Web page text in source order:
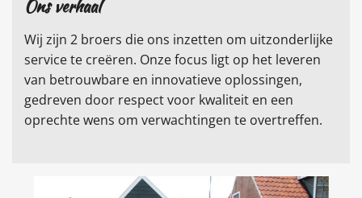
Ons verhaal
Wij zijn 2 broers die ons inzetten om uitzonderlijke
service te creëren. Onze focus ligt op het leveren
van betrouwbare en innovatieve oplossingen,
gedreven door respect voor kwaliteit en een
oprechte wens om verwachtingen te overtreffen.